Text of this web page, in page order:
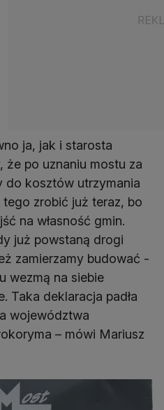
ja, jak i starosta
że po uznaniu mostu za
do kosztów utrzymania
zrobić już teraz, bo
na własność gmin.
już powstaną drogi
zamierzamy budować -
wezmą na siebie
Taka deklaracja padła
województwa
– mówi Mariusz